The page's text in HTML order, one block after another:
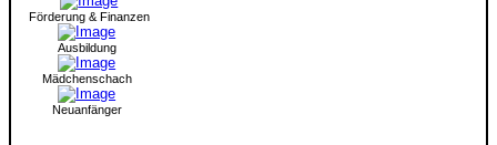
Förderung & Finanzen
Ausbildung
Mädchenschach
Neuanfänger